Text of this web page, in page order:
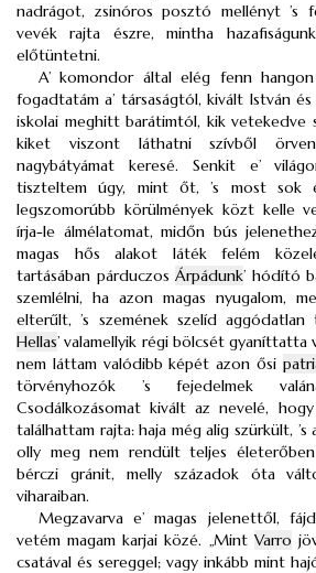
nadrágot, zsinóros posztó mellényt ’s
vevék rajta észre, mintha
előtüntetni.
A’ komondor által elég fenn
fogadtatám a’ társaságtól, kivált István
iskolai meghitt barátimtól, kik vetekedve
kiket viszont láthatni szívből
nagybátyámat keresé. Senkit e’
tiszteltem úgy, mint őt, ’s most sok
legszomorúbb körülmények közt kelle
írja-le álmélatomat, midőn bús
magas hős alakot láték felém
tartásában párduczos Árpádunk’ hódító
szemlélni, ha azon magas nyugalom,
elterűlt, ’s szemének szelíd
Hellas’ valamellyik régi bölcsét gyaníttatta
nem láttam valódibb képét azon ősi
törvényhozók ’s fejedelmek
Csodálkozásomat kivált az nevelé,
találhattam rajta: haja még alig szürkült, ’s
olly meg nem rendült teljes
bérczi gránit, melly századok óta
viharaiban.
Megzavarva e’ magas jelenettől,
vetém magam karjai közé. „Mint Varro
csatával és sereggel; vagy inkább mint